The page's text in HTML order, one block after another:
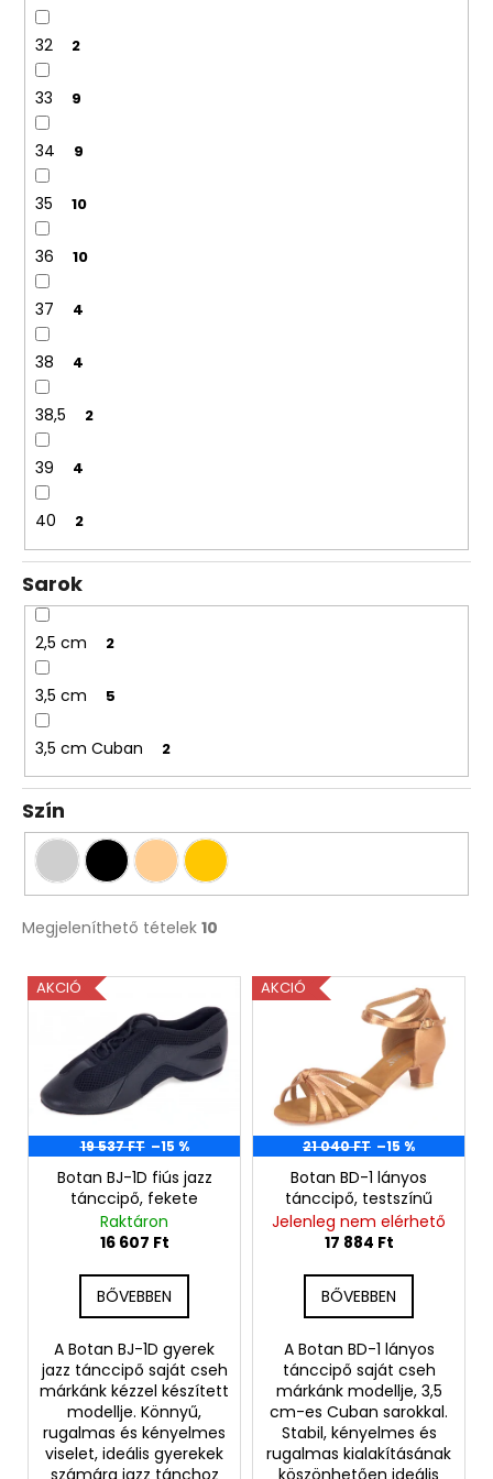
32 2
33 9
34 9
35 10
36 10
37 4
38 4
38,5 2
39 4
40 2
Sarok
2,5 cm 2
3,5 cm 5
3,5 cm Cuban 2
Szín
Megjeleníthető tételek 10
T
e
k
e
AKCIÓ
19 537 FT –15 %
Botan BJ-1D fiús jazz
tánccipő, fekete
Raktáron
16 607 Ft
BŐVEBBEN
A Botan BJ-1D gyerek
jazz tánccipő saját cseh
márkánk kézzel készített
modellje. Könnyű,
rugalmas és kényelmes
viselet, ideális gyerekek
AKCIÓ
21 040 FT –15 %
Botan BD-1 lányos
tánccipő, testszínű
Jelenleg nem elérhető
17 884 Ft
BŐVEBBEN
A Botan BD-1 lányos
tánccipő saját cseh
márkánk modellje, 3,5
cm-es Cuban sarokkal.
Stabil, kényelmes és
rugalmas kialakításának